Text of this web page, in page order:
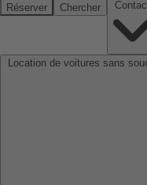
Réserver Chercher